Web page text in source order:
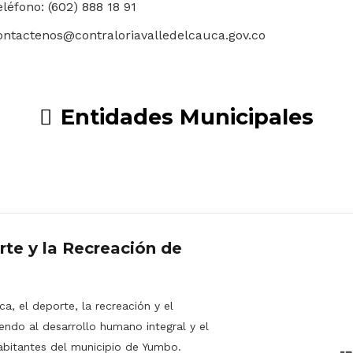
(602) 888 18 91
Entidades Municipales
y la Recreación de
el deporte, la recreación y el
al desarrollo humano integral y el
del municipio de Yumbo.